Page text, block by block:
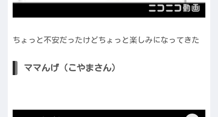
ちょっと不安だったけどちょっと楽しみになってきた
ママんげ（こやまさん）